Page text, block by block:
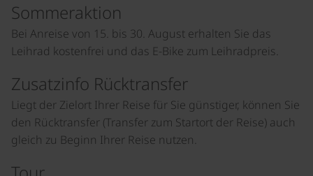
Sommeraktion
Bei Anreise von 15. bis 30. August erhalten Sie das
Leihrad kostenfrei und das E-Bike zum Leihradpreis.
Zusatzinfo Rücktransfer
Liegt der Zielort Ihrer Reise für Sie günstiger, können Sie
den Rücktransfer (Transfer zum Startort der Reise) auch
gleich zu Beginn Ihrer Reise nutzen.